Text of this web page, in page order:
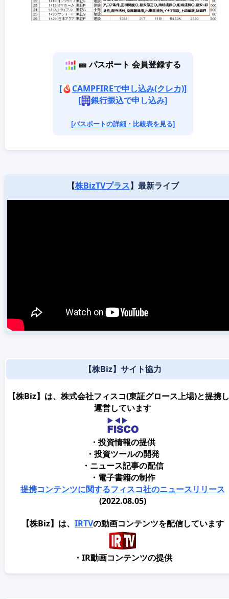
🎫 パスポート 会員登録する
[
CAMPFIREで申し込み(クレカ)]
[
銀行振込で申し込み]
[パスポートの詳細・比較表を見る]
【株BizTVプラス】最新ライブ
【株Biz】サイト協力
【株Biz】は、株式会社フィスコ(東証グロース上場)と提携
運営しています
・投資情報の提供
・投資ツールの開発
・ニュース記事の配信
・電子書籍の制作
提携コンテンツに関するフィスコ社のニュースリリース
(2022.08.05)
【株Biz】は、 IRTVの動画コンテンツを配信しています
・IR動画コンテンツの提供